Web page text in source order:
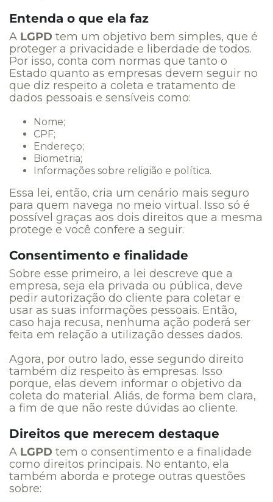
Entenda o que ela faz
A LGPD tem um objetivo bem simples, que é
proteger a privacidade e liberdade de todos.
Por isso, conta com normas que tanto o
Estado quanto as empresas devem seguir no
que diz respeito a coleta e tratamento de
dados pessoais e sensíveis como:
Nome;
CPF;
Endereço;
Biometria;
Informações sobre religião e política.
Essa lei, então, cria um cenário mais seguro
para quem navega no meio virtual. Isso só é
possível graças aos dois direitos que a mesma
protege e você confere a seguir.
Consentimento e finalidade
Sobre esse primeiro, a lei descreve que a
empresa, seja ela privada ou pública, deve
pedir autorização do cliente para coletar e
usar as suas informações pessoais. Então,
caso haja recusa, nenhuma ação poderá ser
feita em relação a utilização desses dados.
Agora, por outro lado, esse segundo direito
também diz respeito às empresas. Isso
porque, elas devem informar o objetivo da
coleta do material. Aliás, de forma bem clara,
a fim de que não reste dúvidas ao cliente.
Direitos que merecem destaque
A LGPD tem o consentimento e a finalidade
como direitos principais. No entanto, ela
também aborda e protege outras questões
sobre: